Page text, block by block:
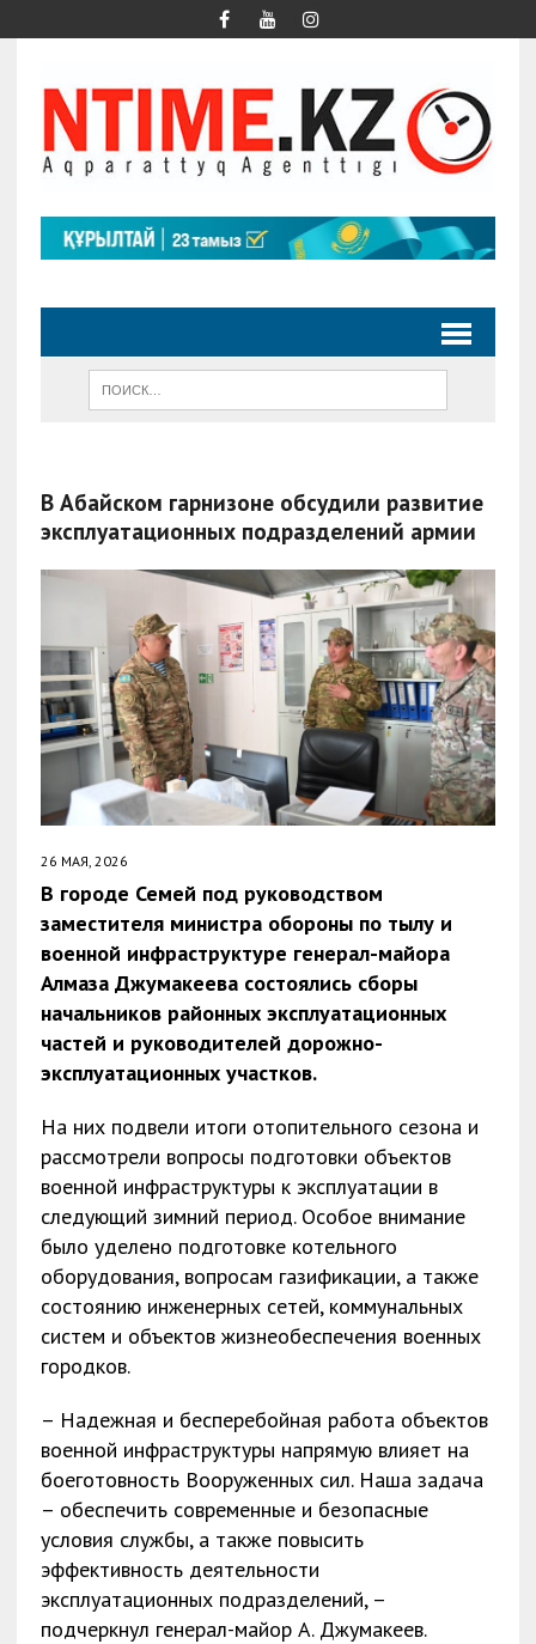
В Абайском гарнизоне обсудили развитие
эксплуатационных подразделений армии
26 МАЯ, 2026
В городе Семей под руководством
заместителя министра обороны по тылу и
военной инфраструктуре генерал-майора
Алмаза Джумакеева состоялись сборы
начальников районных эксплуатационных
частей и руководителей дорожно-
эксплуатационных участков.
На них подвели итоги отопительного сезона и
рассмотрели вопросы подготовки объектов
военной инфраструктуры к эксплуатации в
следующий зимний период. Особое внимание
было уделено подготовке котельного
оборудования, вопросам газификации, а также
состоянию инженерных сетей, коммунальных
систем и объектов жизнеобеспечения военных
городков.
– Надежная и бесперебойная работа объектов
военной инфраструктуры напрямую влияет на
боеготовность Вооруженных сил. Наша задача
– обеспечить современные и безопасные
условия службы, а также повысить
эффективность деятельности
эксплуатационных подразделений, –
подчеркнул генерал-майор А. Джумакеев.